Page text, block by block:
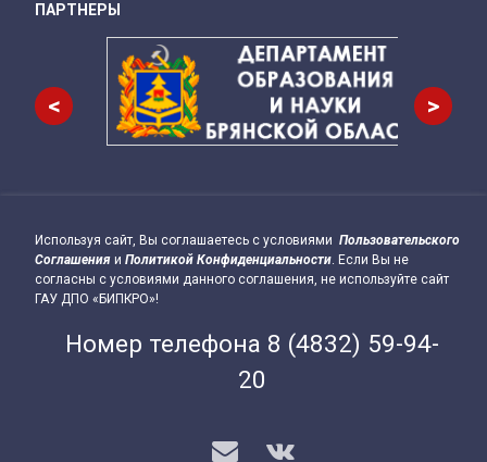
Снизу
ПАРТНЕРЫ
< >
Подвал сайта → влево
Используя сайт, Вы соглашаетесь с условиями Пользовательского
Соглашения и Политикой Конфиденциальности. Если Вы не
согласны с условиями данного соглашения, не используйте сайт
ГАУ ДПО «БИПКРО»!
Номер телефона 8 (4832) 59-94-
20